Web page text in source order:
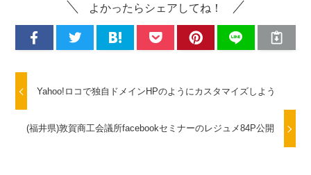
よかったらシェアしてね！
Yahoo!ロコで独自ドメインHPのようにカスタマイズしよう
(福井県)敦賀商工会議所facebookセミナーのレジュメ84P公開